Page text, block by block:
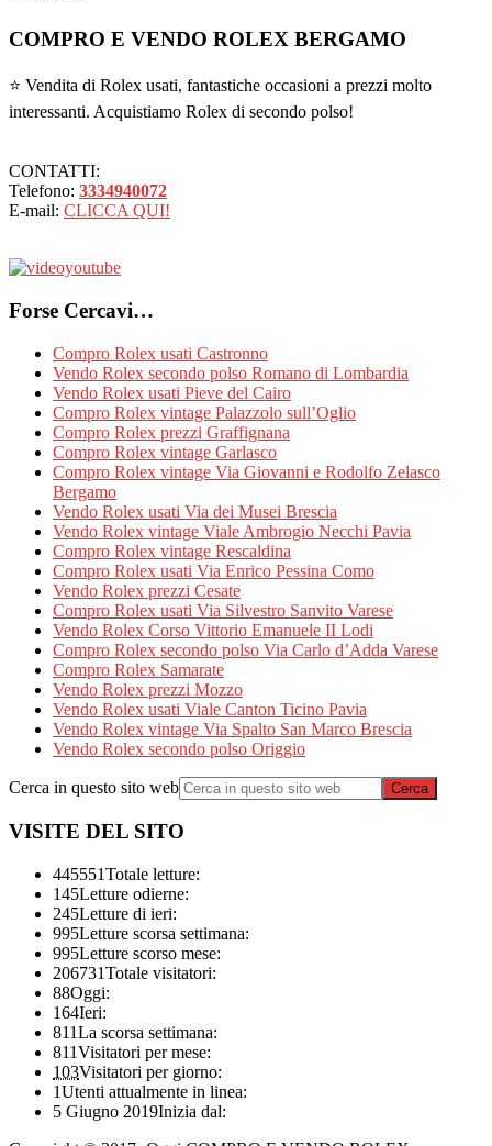
COMPRO E VENDO ROLEX BERGAMO
⭐ Vendita di Rolex usati, fantastiche occasioni a prezzi molto
interessanti. Acquistiamo Rolex di secondo polso!
CONTATTI:
Telefono: 3334940072
E-mail: CLICCA QUI!
Forse Cercavi…
Compro Rolex usati Castronno
Vendo Rolex secondo polso Romano di Lombardia
Vendo Rolex usati Pieve del Cairo
Compro Rolex vintage Palazzolo sull’Oglio
Compro Rolex prezzi Graffignana
Compro Rolex vintage Garlasco
Compro Rolex vintage Via Giovanni e Rodolfo Zelasco
Bergamo
Vendo Rolex usati Via dei Musei Brescia
Vendo Rolex vintage Viale Ambrogio Necchi Pavia
Compro Rolex vintage Rescaldina
Compro Rolex usati Via Enrico Pessina Como
Vendo Rolex prezzi Cesate
Compro Rolex usati Via Silvestro Sanvito Varese
Vendo Rolex Corso Vittorio Emanuele II Lodi
Compro Rolex secondo polso Via Carlo d’Adda Varese
Compro Rolex Samarate
Vendo Rolex prezzi Mozzo
Vendo Rolex usati Viale Canton Ticino Pavia
Vendo Rolex vintage Via Spalto San Marco Brescia
Vendo Rolex secondo polso Origgio
Cerca in questo sito web
VISITE DEL SITO
445551Totale letture:
145Letture odierne:
245Letture di ieri:
995Letture scorsa settimana:
995Letture scorso mese:
206731Totale visitatori:
88Oggi:
164Ieri:
811La scorsa settimana:
811Visitatori per mese:
103Visitatori per giorno:
1Utenti attualmente in linea:
5 Giugno 2019Inizia dal: